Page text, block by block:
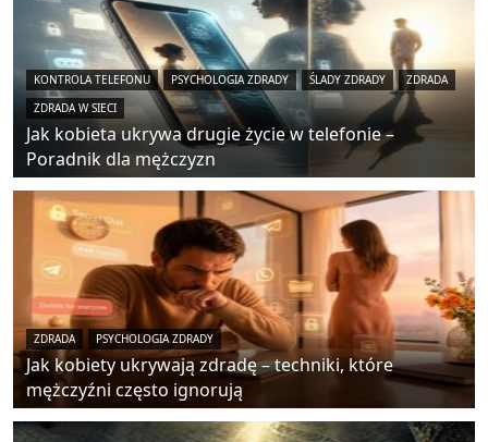
KONTROLA TELEFONU PSYCHOLOGIA ZDRADY ŚLADY ZDRADY
ZDRADA
ZDRADA W SIECI
Jak kobieta ukrywa drugie życie w telefonie –
Poradnik dla mężczyzn
ZDRADA PSYCHOLOGIA ZDRADY
Jak kobiety ukrywają zdradę – techniki, które
mężczyźni często ignorują